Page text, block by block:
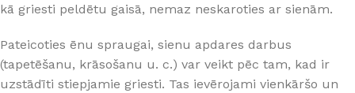
kā griesti peldētu gaisā, nemaz neskaroties ar sienām.
Pateicoties ēnu spraugai, sienu apdares darbus
(tapetēšanu, krāsošanu u. c.) var veikt pēc tam, kad ir
uzstādīti stiepjamie griesti. Tas ievērojami vienkāršo un